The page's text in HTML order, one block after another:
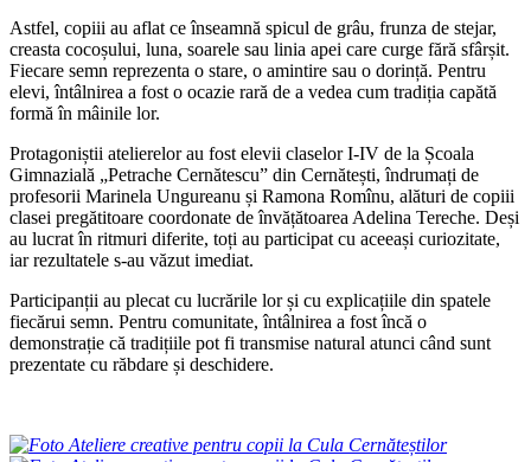
Astfel, copiii au aflat ce înseamnă spicul de grâu, frunza de stejar,
creasta cocoșului, luna, soarele sau linia apei care curge fără sfârșit.
Fiecare semn reprezenta o stare, o amintire sau o dorință. Pentru
elevi, întâlnirea a fost o ocazie rară de a vedea cum tradiția capătă
formă în mâinile lor.
Protagoniștii atelierelor au fost elevii claselor I-IV de la Școala
Gimnazială „Petra­che Cernătescu” din Cernătești, îndrumați de
profesorii Marinela Ungureanu și Ramona Romînu, alături de copiii
clasei pregătitoare coordonate de învățătoarea Adelina Tereche. Deși
au lucrat în ritmuri diferite, toți au participat cu aceeași curiozitate,
iar rezultatele s-au văzut imediat.
Participanții au plecat cu lucrările lor și cu explicațiile din spatele
fiecărui semn. Pentru comunitate, întâlnirea a fost încă o
demonstrație că tradițiile pot fi transmise natural atunci când sunt
prezentate cu răbdare și deschidere.